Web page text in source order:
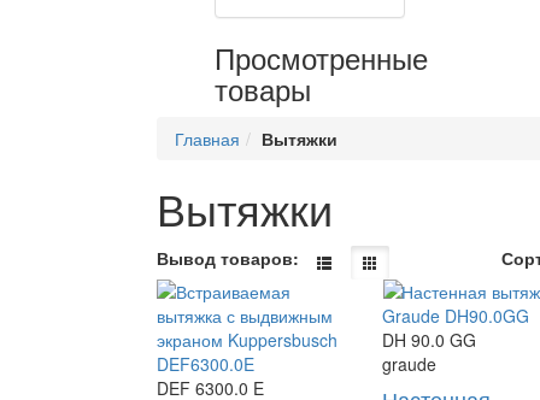
Просмотренные
товары
Главная Вытяжки
Вытяжки
Вывод товаров:
DEF 6300.0 E
DH 90.0 GG
graude